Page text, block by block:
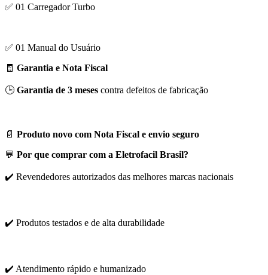
✅ 01 Carregador Turbo
✅ 01 Manual do Usuário
🧾 Garantia e Nota Fiscal
🕒 Garantia de 3 meses contra defeitos de fabricação
📄 Produto novo com Nota Fiscal e envio seguro
💬 Por que comprar com a Eletrofacil Brasil?
✔️ Revendedores autorizados das melhores marcas nacionais
✔️ Produtos testados e de alta durabilidade
✔️ Atendimento rápido e humanizado